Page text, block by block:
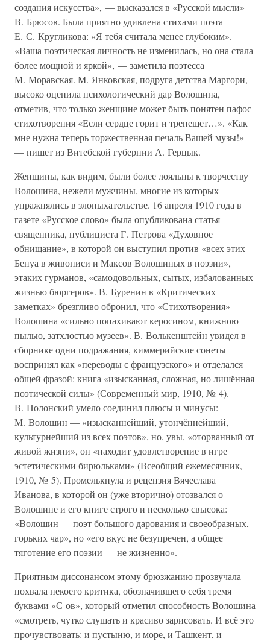
создания искусства», — высказался в «Русской мысли»
В. Брюсов. Была приятно удивлена стихами поэта
Е. С. Кругликова: «Я тебя считала менее глубоким».
«Ваша поэтическая личность не изменилась, но она стала
более мощной и яркой», — заметила поэтесса
М. Моравская. М. Янковская, подруга детства Маргори,
высоко оценила психологический дар Волошина,
отметив, что только женщине может быть понятен пафос
стихотворения «Если сердце горит и трепещет…». «Как
мне нужна теперь торжественная печаль Вашей музы!»
— пишет из Витебской губернии А. Герцык.
Женщины, как видим, были более лояльны к творчеству
Волошина, нежели мужчины, многие из которых
упражнялись в злопыхательстве. 16 апреля 1910 года в
газете «Русское слово» была опубликована статья
священника, публициста Г. Петрова «Духовное
обнищание», в которой он выступил против «всех этих
Бенуа в живописи и Максов Волошиных в поэзии»,
этаких гурманов, «самодовольных, сытых, избалованных
жизнью бюргеров». В. Буренин в «Критических
заметках» брезгливо обронил, что «Стихотворения»
Волошина «сильно попахивают керосином, книжною
пылью, затхлостью музеев». В. Волькенштейн увидел в
сборнике одни подражания, киммерийские сонеты
воспринял как «переводы с французского» и отделался
общей фразой: книга «изысканная, сложная, но лишённая
поэтической силы» (Современный мир, 1910, № 4).
В. Полонский умело соединил плюсы и минусы:
М. Волошин — «изысканнейший, утончённейший,
культурнейший из всех поэтов», но, увы, «оторванный от
живой жизни», он «находит удовлетворение в игре
эстетическими бирюльками» (Всеобщий ежемесячник,
1910, № 5). Промелькнула и рецензия Вячеслава
Иванова, в которой он (уже вторично) отозвался о
Волошине и его книге строго и несколько свысока:
«Волошин — поэт большого дарования и своеобразных,
горьких чар», но «его вкус не безупречен, а общее
тяготение его поэзии — не жизненно».
Приятным диссонансом этому брюзжанию прозвучала
похвала некоего критика, обозначившего себя тремя
буквами «С-ов», который отметил способность Волошина
«смотреть, чутко слушать и красиво зарисовать. И всё это
прочувствовать: и пустыню, и море, и Ташкент, и